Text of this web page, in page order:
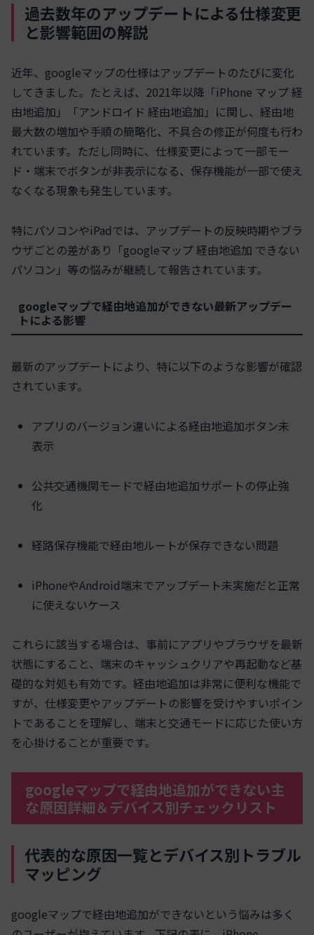
過去数年のアップデートによる仕様変更
と影響範囲の解説
近年、googleマップの仕様はアップデートのたびに変化
してきました。たとえば、2021年以降「iPhone マップ 経
由地追加」「アンドロイド 経由地追加」に関し、経由地
最大数の増加や手順の簡略化、不具合の修正が何度も行わ
れています。ただし同時に、仕様変更によって一部モー
ド・端末でボタンが非表示になる、保存機能が一部で使え
なくなる現象も発生しています。
特にパソコンやiPadでは、アップデートの反映時期やブラ
ウザごとの差があり「googleマップ 経由地追加 できない
パソコン」等の悩みが継続して報告されています。
googleマップで経由地追加ができない最新アップデー
トによる影響
最新のアップデートにより、特に以下のような影響が確認
されています。
アプリのバージョン違いによる経由地追加ボタン未
表示
公共交通機関モードで経由地追加サポートの停止強
化
経路保存機能で経由地ルートが保存できない問題
iPhoneやAndroid端末でアップデート未実施だと正常
に使えないケース
これらに該当する場合は、事前にアプリやブラウザを最新
状態にすること、端末のキャッシュクリアや再起動など基
礎的な対処も有効です。経由地追加は非常に便利な機能で
すが、仕様変更やアップデートの影響を受けやすいポイン
トであることを理解し、端末と交通モードに応じた使い方
を心掛けることが重要です。
googleマップで経由地追加ができない主
な原因詳細＆デバイス別チェックリスト
代表的な原因一覧とデバイス別トラブル
マッピング
googleマップで経由地追加ができないという悩みは多く